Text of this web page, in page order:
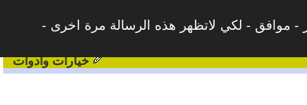
- موافق - لكي لاتظهر هذه الرسالة مرة اخرى -
خيارات وادوات